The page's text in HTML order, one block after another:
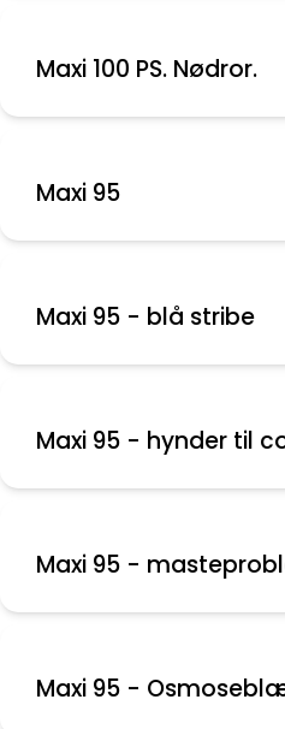
Maxi 100 PS. Nødror.
Maxi 95
Maxi 95 - blå stribe
Maxi 95 - hynder til
Maxi 95 -
Maxi 95 -